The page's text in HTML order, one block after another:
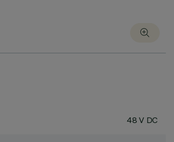
48 V DC